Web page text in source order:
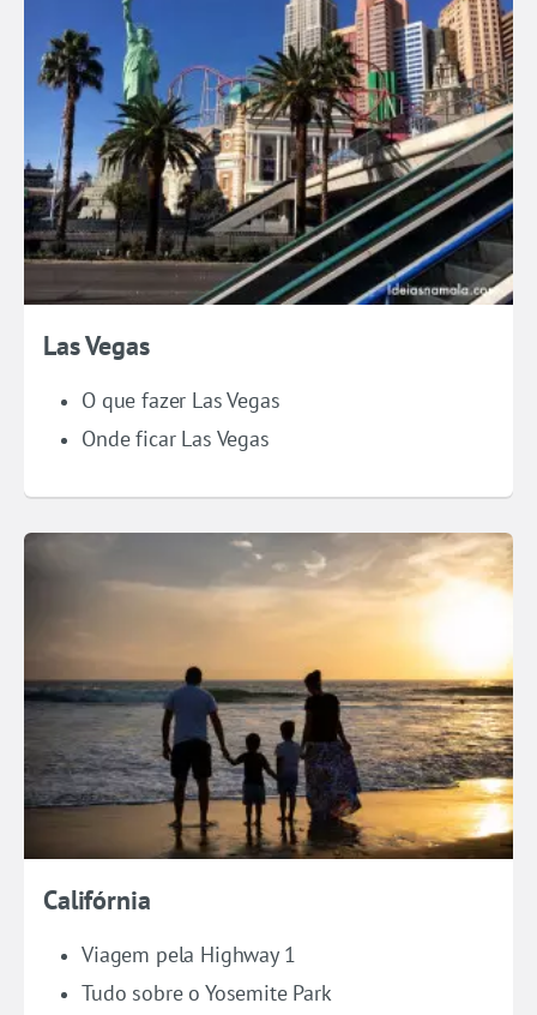
Las Vegas
O que fazer Las Vegas
Onde ficar Las Vegas
Califórnia
Viagem pela Highway 1
Tudo sobre o Yosemite Park